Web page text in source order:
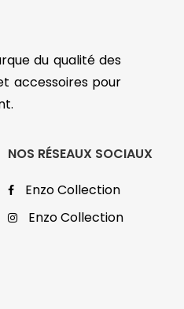
du qualité des
accessoires pour
NOS RÉSEAUX SOCIAUX
Enzo Collection
Enzo Collection